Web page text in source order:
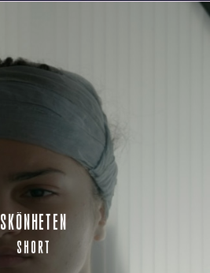
SKÖNHETEN
SHORT